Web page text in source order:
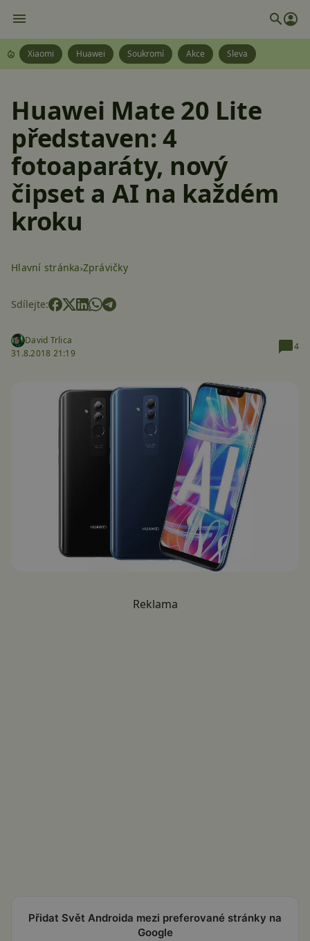
Xiaomi Huawei Soukromí Akce Sleva
Huawei Mate 20 Lite
představen: 4
fotoaparáty, nový
čipset a AI na každém
kroku
Hlavní stránka Zprávičky
Sdílejte:
David Trlica
31.8.2018 21:19
4
Reklama
Přidat Svět Androida mezi preferované stránky na
Google